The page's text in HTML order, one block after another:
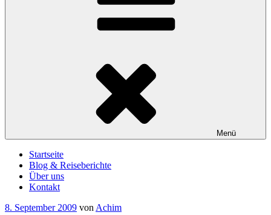
Menü
Startseite
Blog & Reiseberichte
Über uns
Kontakt
Veröffentlicht
8. September 2009 von Achim